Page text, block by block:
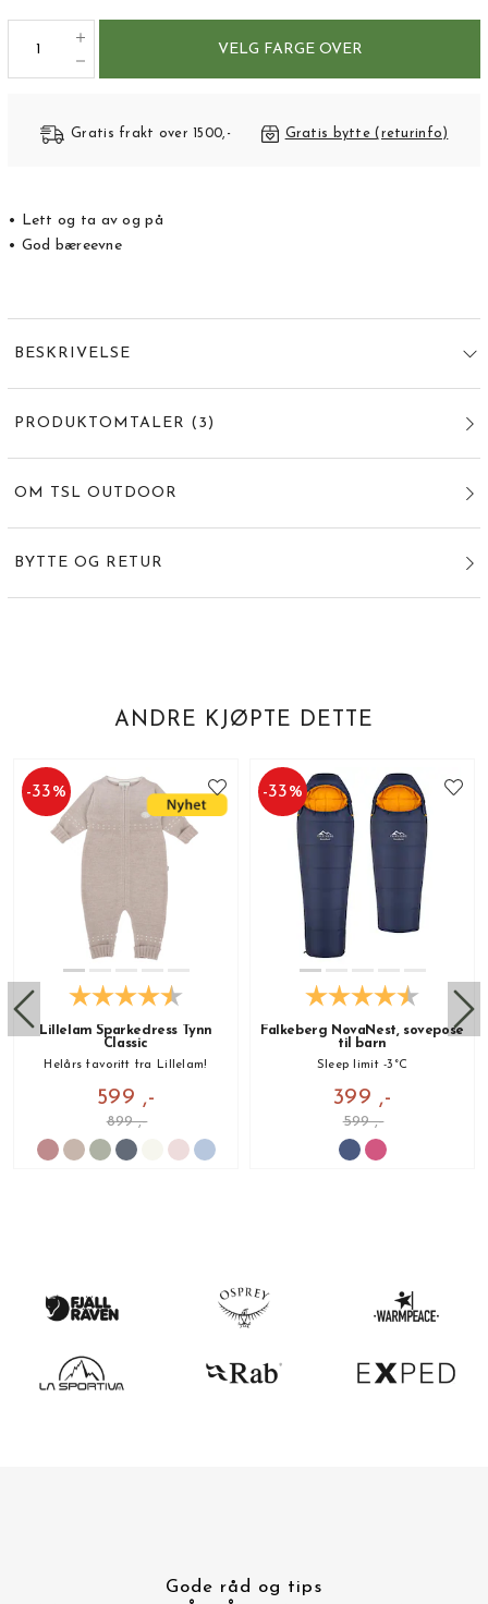
VELG FARGE OVER
Gratis frakt over 1500,- Gratis bytte (returinfo)
• Lett og ta av og på
• God bæreevne
BESKRIVELSE
PRODUKTOMTALER ( 3 )
OM TSL OUTDOOR
BYTTE OG RETUR
ANDRE KJØPTE DETTE
-33%
Lillelam Sparkedress Tynn
Classic
Helårs favoritt fra Lillelam!
599 ,-
899 ,-
-33%
Falkeberg NovaNest, sovepose
til barn
Sleep limit -3°C
399 ,-
599 ,-
Gode råd og tips